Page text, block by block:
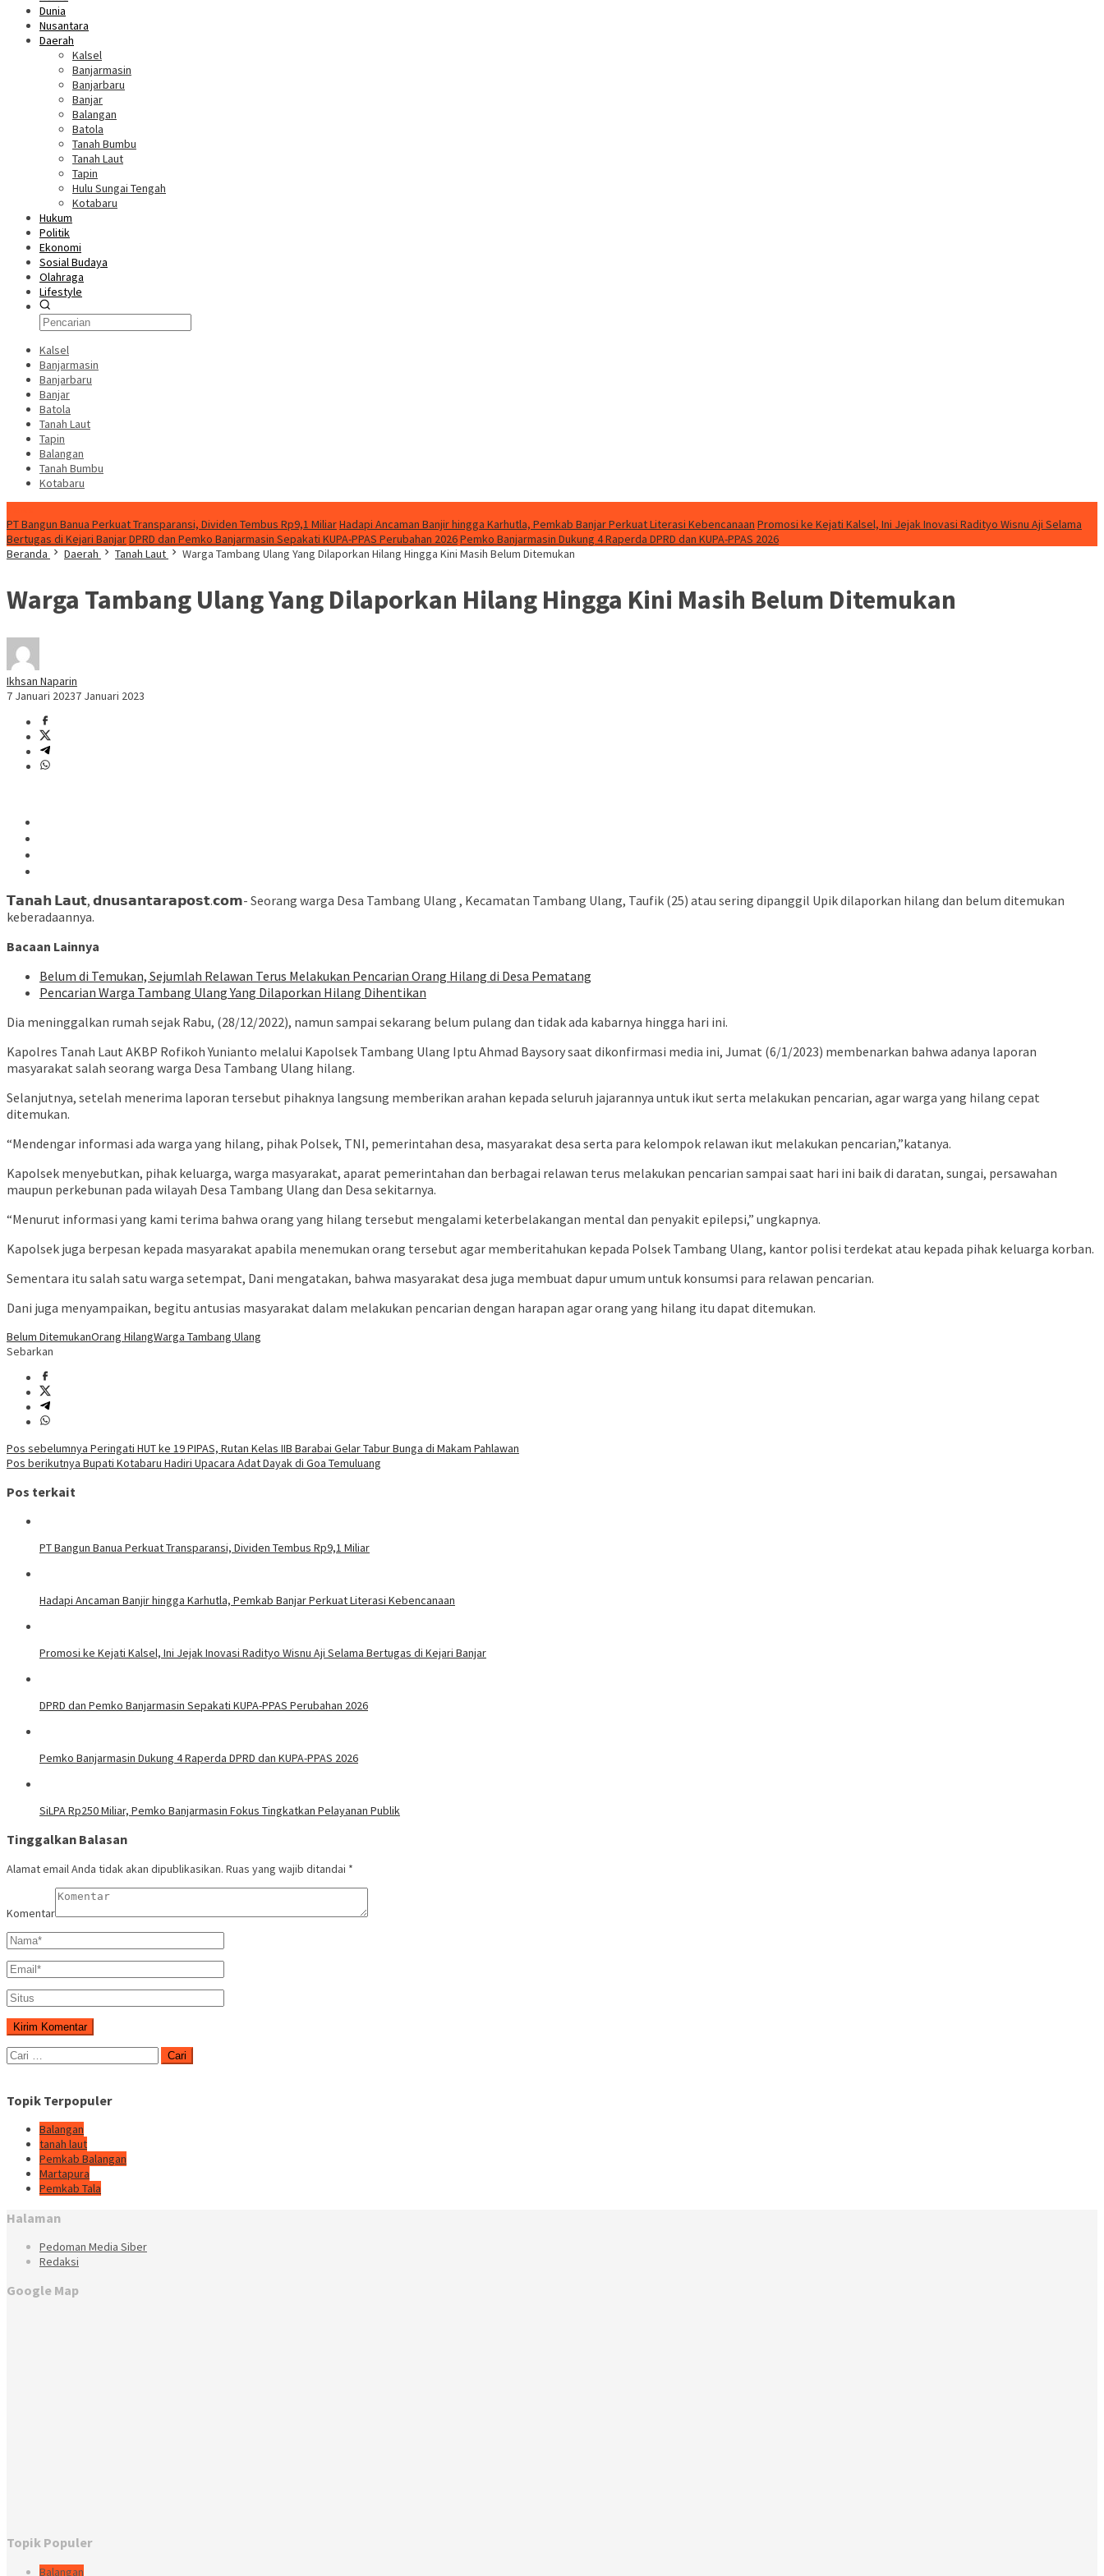
Dunia
Nusantara
Daerah
Kalsel
Banjarmasin
Banjarbaru
Banjar
Balangan
Batola
Tanah Bumbu
Tanah Laut
Tapin
Hulu Sungai Tengah
Kotabaru
Hukum
Politik
Ekonomi
Sosial Budaya
Olahraga
Lifestyle
Kalsel
Banjarmasin
Banjarbaru
Banjar
Batola
Tanah Laut
Tapin
Balangan
Tanah Bumbu
Kotabaru
PT Bangun Banua Perkuat Transparansi, Dividen Tembus Rp9,1 MiliarHadapi Ancaman Banjir hingga Karhutla, Pemkab Banjar Perkuat Literasi Kebencanaan Promosi ke Kejati Kalsel, Ini Jejak Inovasi Radityo Wisnu Aji Selama
Bertugas di Kejari BanjarDPRD dan Pemko Banjarmasin Sepakati KUPA-PPAS Perubahan 2026Pemko Banjarmasin Dukung 4 Raperda DPRD dan KUPA-PPAS 2026
Beranda
Daerah Tanah Laut Warga Tambang Ulang Yang Dilaporkan Hilang Hingga Kini Masih Belum Ditemukan
Warga Tambang Ulang Yang Dilaporkan Hilang Hingga Kini Masih Belum Ditemukan
Ikhsan Naparin
7 Januari 20237 Januari 2023
𝗧𝗮𝗻𝗮𝗵 𝗟𝗮𝘂𝘁, 𝗱𝗻𝘂𝘀𝗮𝗻𝘁𝗮𝗿𝗮𝗽𝗼𝘀𝘁.𝗰𝗼𝗺- Seorang warga Desa Tambang Ulang , Kecamatan Tambang Ulang, Taufik (25) atau sering dipanggil Upik dilaporkan hilang dan belum ditemukan
keberadaannya.
Bacaan Lainnya
Belum di Temukan, Sejumlah Relawan Terus Melakukan Pencarian Orang Hilang di Desa Pematang
Pencarian Warga Tambang Ulang Yang Dilaporkan Hilang Dihentikan
Dia meninggalkan rumah sejak Rabu, (28/12/2022), namun sampai sekarang belum pulang dan tidak ada kabarnya hingga hari ini.
Kapolres Tanah Laut AKBP Rofikoh Yunianto melalui Kapolsek Tambang Ulang Iptu Ahmad Baysory saat dikonfirmasi media ini, Jumat (6/1/2023) membenarkan bahwa adanya laporan
masyarakat salah seorang warga Desa Tambang Ulang hilang.
Selanjutnya, setelah menerima laporan tersebut pihaknya langsung memberikan arahan kepada seluruh jajarannya untuk ikut serta melakukan pencarian, agar warga yang hilang cepat
ditemukan.
“Mendengar informasi ada warga yang hilang, pihak Polsek, TNI, pemerintahan desa, masyarakat desa serta para kelompok relawan ikut melakukan pencarian,”katanya.
Kapolsek menyebutkan, pihak keluarga, warga masyarakat, aparat pemerintahan dan berbagai relawan terus melakukan pencarian sampai saat hari ini baik di daratan, sungai, persawahan
maupun perkebunan pada wilayah Desa Tambang Ulang dan Desa sekitarnya.
“Menurut informasi yang kami terima bahwa orang yang hilang tersebut mengalami keterbelakangan mental dan penyakit epilepsi,” ungkapnya.
Kapolsek juga berpesan kepada masyarakat apabila menemukan orang tersebut agar memberitahukan kepada Polsek Tambang Ulang, kantor polisi terdekat atau kepada pihak keluarga korban.
Sementara itu salah satu warga setempat, Dani mengatakan, bahwa masyarakat desa juga membuat dapur umum untuk konsumsi para relawan pencarian.
Dani juga menyampaikan, begitu antusias masyarakat dalam melakukan pencarian dengan harapan agar orang yang hilang itu dapat ditemukan.
Belum DitemukanOrang HilangWarga Tambang Ulang
Sebarkan
Navigasi
pos
Pos sebelumnya Peringati HUT ke 19 PIPAS, Rutan Kelas IIB Barabai Gelar Tabur Bunga di Makam Pahlawan
Pos berikutnya Bupati Kotabaru Hadiri Upacara Adat Dayak di Goa Temuluang
Pos terkait
PT Bangun Banua Perkuat Transparansi, Dividen Tembus Rp9,1 Miliar
Hadapi Ancaman Banjir hingga Karhutla, Pemkab Banjar Perkuat Literasi Kebencanaan
Promosi ke Kejati Kalsel, Ini Jejak Inovasi Radityo Wisnu Aji Selama Bertugas di Kejari Banjar
DPRD dan Pemko Banjarmasin Sepakati KUPA-PPAS Perubahan 2026
Pemko Banjarmasin Dukung 4 Raperda DPRD dan KUPA-PPAS 2026
SiLPA Rp250 Miliar, Pemko Banjarmasin Fokus Tingkatkan Pelayanan Publik
Tinggalkan Balasan
Alamat email Anda tidak akan dipublikasikan. Ruas yang wajib ditandai *
Komentar
Cari
untuk:
Topik Terpopuler
Balangan
tanah laut
Pemkab Balangan
Martapura
Pemkab Tala
Halaman
Pedoman Media Siber
Redaksi
Google Map
Topik Populer
Balangan